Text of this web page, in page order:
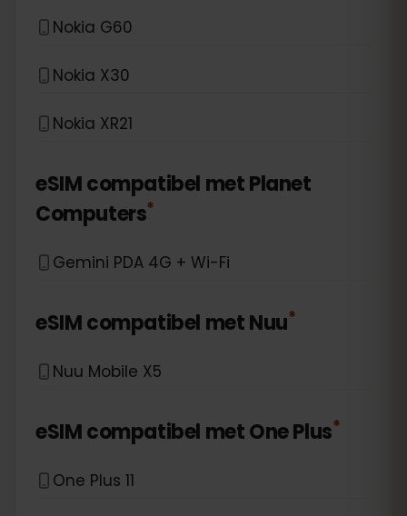
Nokia G60
Nokia X30
Nokia XR21
eSIM compatibel metPlanet
Computers*
Gemini PDA 4G + Wi-Fi
eSIM compatibel metNuu*
Nuu Mobile X5
eSIM compatibel metOne Plus*
One Plus 11